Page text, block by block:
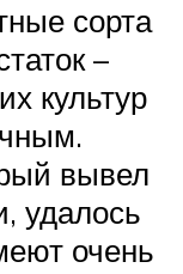
сорта
–
культур
вывел
удалось
очень